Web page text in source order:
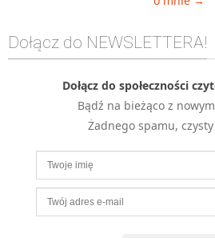
CSS 3
Django
PHP
WordPress
MOBILE
Android
KONTROLA
Dołącz do NEWSLETTERA!
Dołącz do społeczności
Bądź na bieżąco z
Żadnego spamu,